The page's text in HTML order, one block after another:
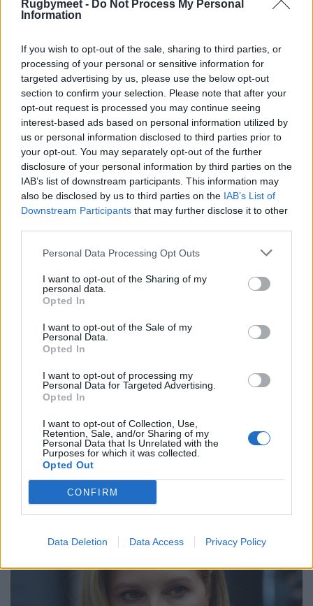
Rugbymeet - Do Not Process My Personal
Information
If you wish to opt-out of the sale, sharing to third parties, or
processing of your personal or sensitive information for
targeted advertising by us, please use the below opt-out
section to confirm your selection. Please note that after your
opt-out request is processed you may continue seeing
interest-based ads based on personal information utilized by
us or personal information disclosed to third parties prior to
your opt-out. You may separately opt-out of the further
disclosure of your personal information by third parties on the
IAB’s list of downstream participants. This information may
also be disclosed by us to third parties on the IAB’s List of
Downstream Participants that may further disclose it to other
Personal Data Processing Opt Outs
I want to opt-out of the Sharing of my
personal data.
Opted In
I want to opt-out of the Sale of my
Personal Data.
Opted In
I want to opt-out of processing my
Personal Data for Targeted Advertising.
Opted In
I want to opt-out of Collection, Use,
Retention, Sale, and/or Sharing of my
Personal Data that Is Unrelated with the
Purposes for which it was collected.
Opted Out
CONFIRM
Data Deletion Data Access Privacy Policy